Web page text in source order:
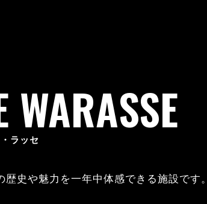
WARASSE
ラッセ
史や魅力を一年中体感できる施設です。